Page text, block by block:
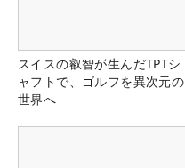
スイスの叡智が生んだTPTシ
ャフトで、ゴルフを異次元の
世界へ